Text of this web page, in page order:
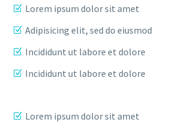
Lorem ipsum dolor sit amet
Adipisicing elit, sed do eiusmod
Incididunt ut labore et dolore
Incididunt ut labore et dolore
Lorem ipsum dolor sit amet